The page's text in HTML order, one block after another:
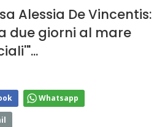
Alessia De Vincentis:
due giorni al mare
Whatsapp